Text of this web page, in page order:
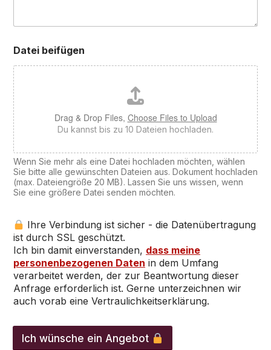
Datei beifügen
Drag & Drop Files, Choose Files to Upload
Du kannst bis zu 10 Dateien hochladen.
Wenn Sie mehr als eine Datei hochladen möchten, wählen
Sie bitte alle gewünschten Dateien aus. Dokument hochladen
(max. Dateiengröße 20 MB). Lassen Sie uns wissen, wenn
Sie eine größere Datei senden möchten.
Ihre Verbindung ist sicher - die Datenübertragung
ist durch SSL geschützt.
Ich bin damit einverstanden, dass meine
personenbezogenen Daten in dem Umfang
verarbeitet werden, der zur Beantwortung dieser
Anfrage erforderlich ist. Gerne unterzeichnen wir
auch vorab eine Vertraulichkeitserklärung.
*
Ich wünsche ein Angebot